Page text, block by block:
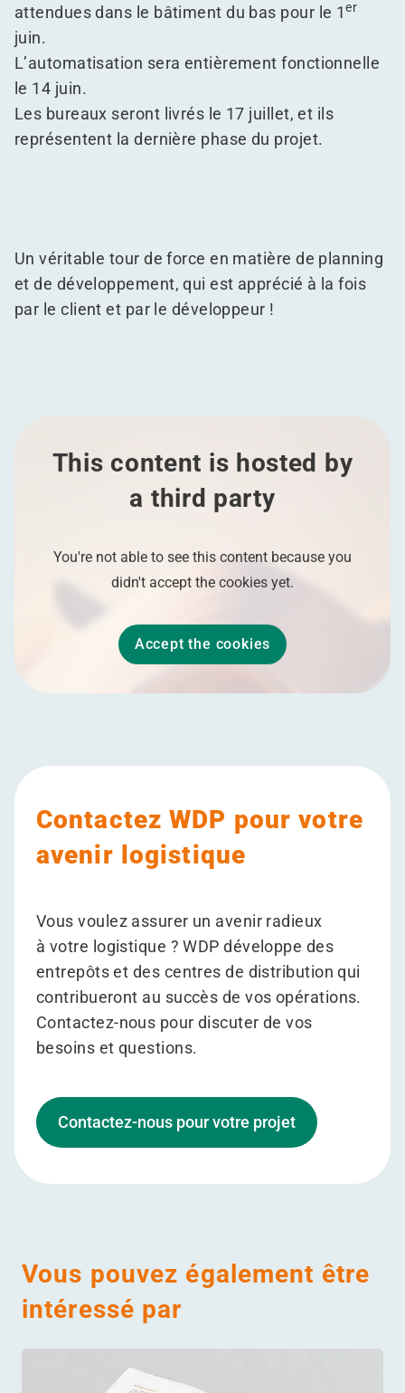
attendues dans le bâtiment du bas pour le 1er
juin.
L’automatisation sera entièrement fonctionnelle
le 14 juin.
Les bureaux seront livrés le 17 juillet, et ils
représentent la dernière phase du projet.
Un véritable tour de force en matière de planning
et de développement, qui est apprécié à la fois
par le client et par le développeur !
This content is hosted by
a third party
You're not able to see this content because you
didn't accept the cookies yet.
Accept the cookies
Contactez WDP pour votre
avenir logistique
Vous voulez assurer un avenir radieux
à votre logistique ? WDP développe des
entrepôts et des centres de distribution qui
contribueront au succès de vos opérations.
Contactez-nous pour discuter de vos
besoins et questions.
Contactez-nous pour votre projet
Vous pouvez également être
intéressé par